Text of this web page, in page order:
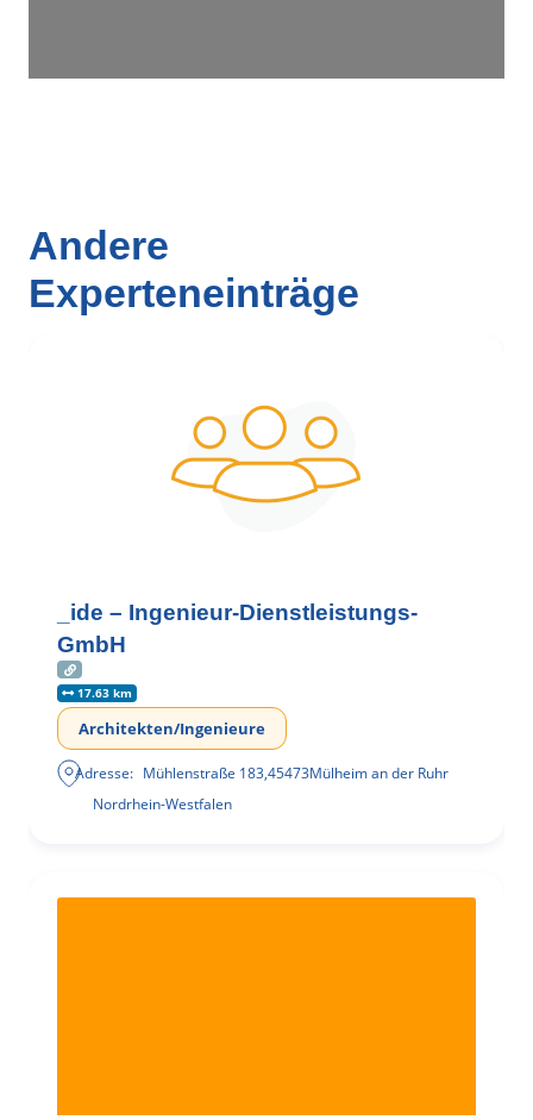
Andere
Experteneinträge
_ide – Ingenieur-Dienstleistungs-
GmbH
17.63 km
Architekten/Ingenieure
Adresse: Mühlenstraße 183,45473Mülheim an der Ruhr
Nordrhein-Westfalen